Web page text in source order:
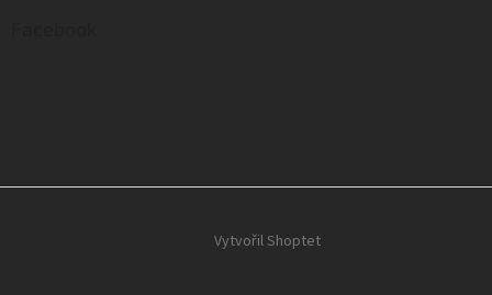
Vytvořil Shoptet